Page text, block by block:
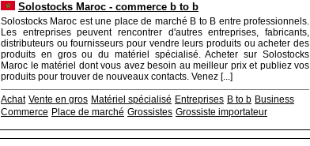
Solostocks Maroc - commerce b to b
Solostocks Maroc est une place de marché B to B entre professionnels.
Les entreprises peuvent rencontrer d'autres entreprises, fabricants,
distributeurs ou fournisseurs pour vendre leurs produits ou acheter des
produits en gros ou du matériel spécialisé. Acheter sur Solostocks
Maroc le matériel dont vous avez besoin au meilleur prix et publiez vos
produits pour trouver de nouveaux contacts. Venez [...]
Achat Vente en gros Matériel spécialisé Entreprises B to b Business
Commerce Place de marché Grossistes Grossiste importateur